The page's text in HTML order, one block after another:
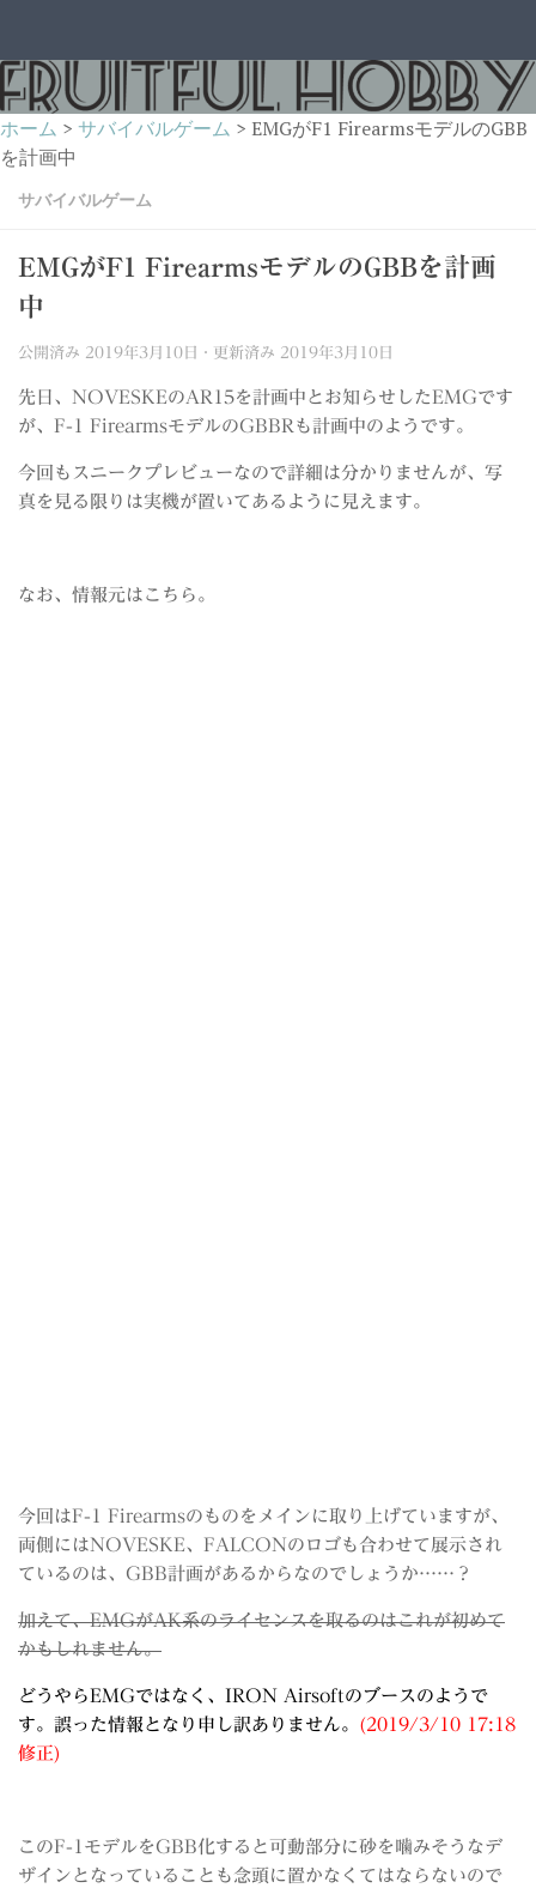
ホーム > サバイバルゲーム > EMGがF1 FirearmsモデルのGBB
を計画中
サバイバルゲーム
EMGがF1 FirearmsモデルのGBBを計画
中
公開済み 2019年3月10日 · 更新済み 2019年3月10日
先日、NOVESKEのAR15を計画中とお知らせしたEMGです
が、F-1 FirearmsモデルのGBBRも計画中のようです。
今回もスニークプレビューなので詳細は分かりませんが、写
真を見る限りは実機が置いてあるように見えます。
なお、情報元はこちら。
今回はF-1 Firearmsのものをメインに取り上げていますが、
両側にはNOVESKE、FALCONのロゴも合わせて展示され
ているのは、GBB計画があるからなのでしょうか……？
加えて、EMGがAK系のライセンスを取るのはこれが初めて
かもしれません。
どうやらEMGではなく、IRON Airsoftのブースのようで
す。誤った情報となり申し訳ありません。 (2019/3/10 17:18
修正)
このF-1モデルをGBB化すると可動部分に砂を噛みそうなデ
ザインとなっていることも念頭に置かなくてはならないので